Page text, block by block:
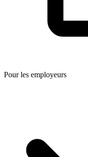
Pour les employeurs